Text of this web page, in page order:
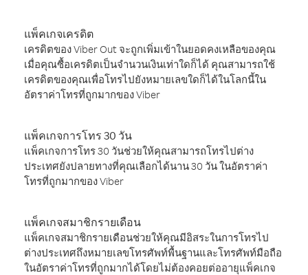
แพ็คเกจเครดิต
เครดิตของ Viber Out จะถูกเพิ่มเข้าในยอดคงเหลือของคุณ
เมื่อคุณซื้อเครดิตเป็นจำนวนเงินเท่าใดก็ได้ คุณสามารถใช้
เครดิตของคุณเพื่อโทรไปยังหมายเลขใดก็ได้ในโลกนี้ใน
อัตราค่าโทรที่ถูกมากของ Viber
แพ็คเกจการโทร 30 วัน
แพ็คเกจการโทร 30 วันช่วยให้คุณสามารถโทรไปต่าง
ประเทศยังปลายทางที่คุณเลือกได้นาน 30 วัน ในอัตราค่า
โทรที่ถูกมากของ Viber
แพ็คเกจสมาชิกรายเดือน
แพ็คเกจสมาชิกรายเดือนช่วยให้คุณมีอิสระในการโทรไป
ต่างประเทศถึงหมายเลขโทรศัพท์พื้นฐานและโทรศัพท์มือถือ
ในอัตราค่าโทรที่ถูกมากได้โดยไม่ต้องคอยต่ออายุแพ็คเกจ